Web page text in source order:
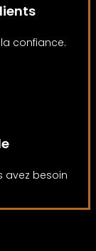
confiance.
avez besoin